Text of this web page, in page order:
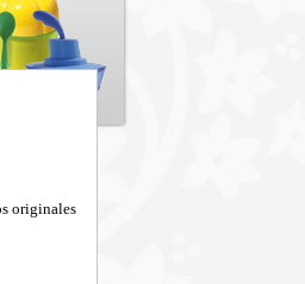
originales